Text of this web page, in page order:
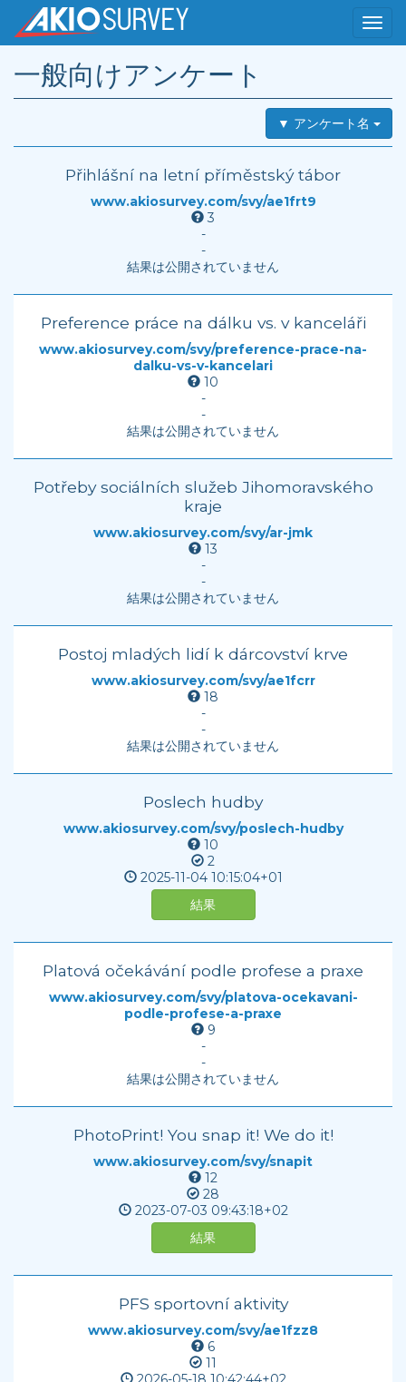
一般向けアンケート
▼ アンケート名
Přihlášní na letní příměstský tábor
www.akiosurvey.com/svy/ae1frt9
3
-
-
結果は公開されていません
Preference práce na dálku vs. v kanceláři
www.akiosurvey.com/svy/preference-prace-na-
dalku-vs-v-kancelari
10
-
-
結果は公開されていません
Potřeby sociálních služeb Jihomoravského
kraje
www.akiosurvey.com/svy/ar-jmk
13
-
-
結果は公開されていません
Postoj mladých lidí k dárcovství krve
www.akiosurvey.com/svy/ae1fcrr
18
-
-
結果は公開されていません
Poslech hudby
www.akiosurvey.com/svy/poslech-hudby
10
2
2025-11-0410:15:04+01
結果
Platová očekávání podle profese a praxe
www.akiosurvey.com/svy/platova-ocekavani-
podle-profese-a-praxe
9
-
-
結果は公開されていません
PhotoPrint! You snap it! We do it!
www.akiosurvey.com/svy/snapit
12
28
2023-07-03 09:43:18+02
結果
PFS sportovní aktivity
www.akiosurvey.com/svy/ae1fzz8
6
11